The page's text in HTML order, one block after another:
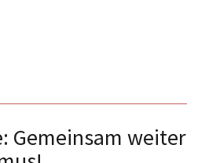
Gemeinsam weiter